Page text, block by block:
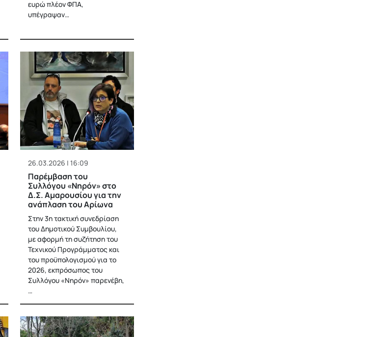
ευρώ πλέον ΦΠΑ,
υπέγραψαν…
26.03.2026 | 16:09
Παρέμβαση του
Συλλόγου «Νηρόν» στο
Δ.Σ. Αμαρουσίου για την
ανάπλαση του Αρίωνα
Στην 3η τακτική συνεδρίαση
του Δημοτικού Συμβουλίου,
με αφορμή τη συζήτηση του
Τεχνικού Προγράμματος και
του προϋπολογισμού για το
2026, εκπρόσωπος του
Συλλόγου «Νηρόν» παρενέβη,
…